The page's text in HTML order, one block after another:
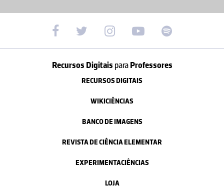
Recursos Digitais paraProfessores
RECURSOS DIGITAIS
WIKICIÊNCIAS
BANCO DE IMAGENS
REVISTA DE CIÊNCIA ELEMENTAR
EXPERIMENTACIÊNCIAS
LOJA